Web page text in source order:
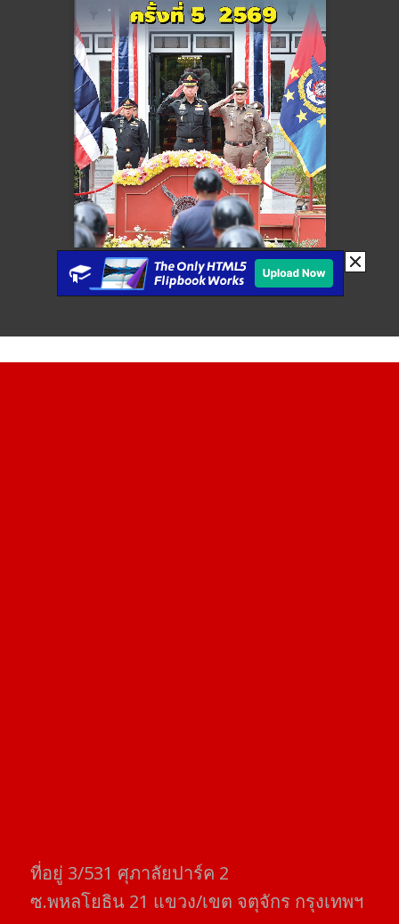
ที่อยู่​ 3/531​ ศุภาลัยปาร์ค​ 2
ซ.พหลโยธิน​ 21​ แขวง/เขต​ จตุจักร​ กรุงเทพฯ